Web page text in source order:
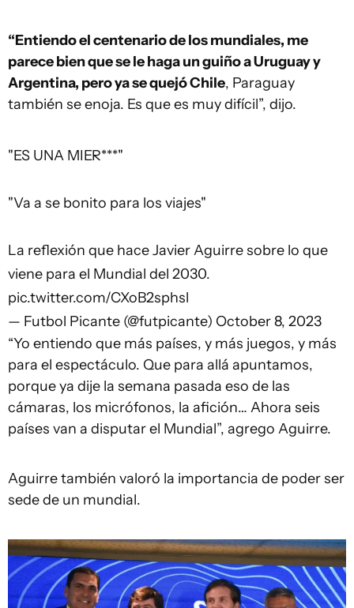
“Entiendo el centenario de los mundiales, me
parece bien que se le haga un guiño a Uruguay y
Argentina, pero ya se quejó Chile, Paraguay
también se enoja. Es que es muy difícil”, dijo.
"ES UNA MIER***"
"Va a se bonito para los viajes"
La reflexión que hace Javier Aguirre sobre lo que
viene para el Mundial del 2030.
pic.twitter.com/CXoB2sphsl
— Futbol Picante (@futpicante) October 8, 2023
“Yo entiendo que más países, y más juegos, y más
para el espectáculo. Que para allá apuntamos,
porque ya dije la semana pasada eso de las
cámaras, los micrófonos, la afición… Ahora seis
países van a disputar el Mundial”, agrego Aguirre.
Aguirre también valoró la importancia de poder ser
sede de un mundial.